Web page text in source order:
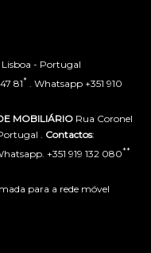
Lisboa - Portugal
81* . Whatsapp +351 910
MOBILIÁRIO Rua Coronel
. Contactos:
+351 919 132 080**
para a rede móvel